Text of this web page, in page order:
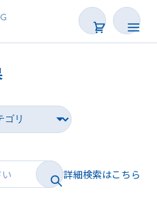
詳細検索はこちら